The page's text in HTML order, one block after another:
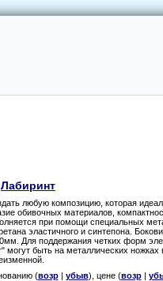
Лабиринт
любую композицию, которая
обивочных материалов,
при помощи специальных
эластичного и синтепона.
Для поддержания четких форм
быть на металлических
(возр| убыв), цене (возр|